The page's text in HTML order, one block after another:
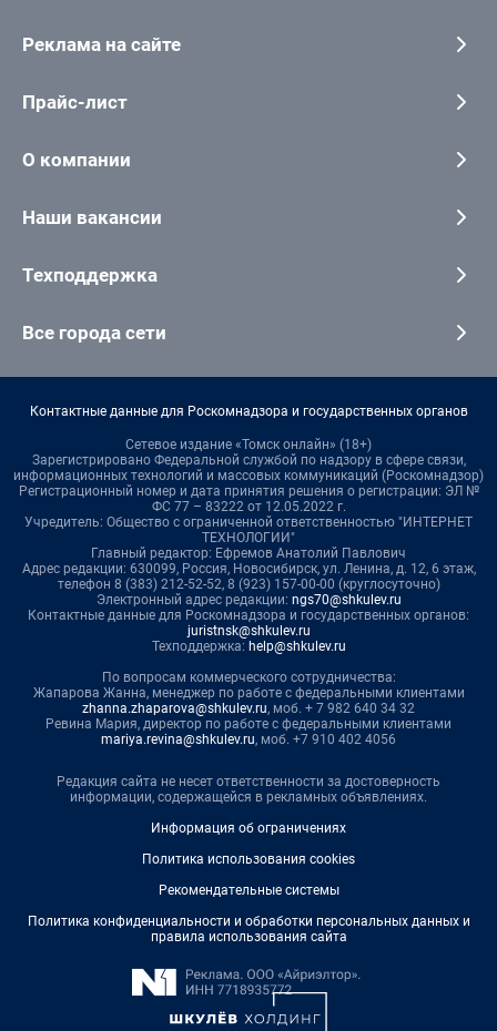
Реклама на сайте
Прайс-лист
О компании
Наши вакансии
Техподдержка
Все города сети
Контактные данные для Роскомнадзора и государственных органов
Сетевое издание «Томск онлайн» (18+)
Зарегистрировано Федеральной службой по надзору в сфере связи,
информационных технологий и массовых коммуникаций (Роскомнадзор)
Регистрационный номер и дата принятия решения о регистрации: ЭЛ №
ФС 77 – 83222 от 12.05.2022 г.
Учредитель: Общество с ограниченной ответственностью "ИНТЕРНЕТ
ТЕХНОЛОГИИ"
Главный редактор: Ефремов Анатолий Павлович
Адрес редакции: 630099, Россия, Новосибирск, ул. Ленина, д. 12, 6 этаж,
телефон 8 (383) 212-52-52, 8 (923) 157-00-00 (круглосуточно)
Электронный адрес редакции: ngs70@shkulev.ru
Контактные данные для Роскомнадзора и государственных органов:
juristnsk@shkulev.ru
Техподдержка: help@shkulev.ru
По вопросам коммерческого сотрудничества:
Жапарова Жанна, менеджер по работе с федеральными клиентами
zhanna.zhaparova@shkulev.ru, моб. + 7 982 640 34 32
Ревина Мария, директор по работе с федеральными клиентами
mariya.revina@shkulev.ru, моб. +7 910 402 4056
Редакция сайта не несет ответственности за достоверность
информации, содержащейся в рекламных объявлениях.
Информация об ограничениях
Политика использования cookies
Рекомендательные системы
Политика конфиденциальности и обработки персональных данных и
правила использования сайта